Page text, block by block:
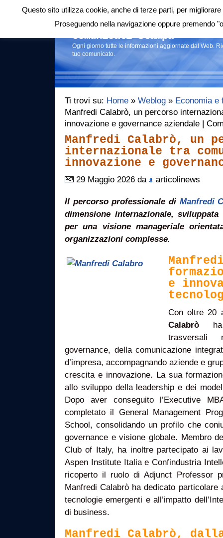
Login|RSS |
Comunicati stampa
Ogni giorno tutte le informazioni aggiornate dal Web.
tuo comunicato.
Ti trovi su: Home » Weblog » Economia e
Manfredi Calabrò, un percorso
innovazione e governance aziendale |
Manfredi Calabrò, un
internazionale tra
innovazione e
29 Maggio 2026 da articolinews
Il percorso professionale di Manfredi
dimensione internazionale,
per una visione manageriale
organizzazioni complesse.
e
Con oltre 20
Calabrò ha
governance, della comunicazione
d’impresa, accompagnando aziende e
crescita e innovazione. La sua
allo sviluppo della leadership e dei
Dopo aver conseguito l’Executive
completato il General Management
School, consolidando un profilo che
governance e visione globale. Membro
Club of Italy, ha inoltre partecipato ai
Aspen Institute Italia e Confindustria
ricoperto il ruolo di Adjunct Professor
Manfredi Calabrò ha dedicato particolare
tecnologie emergenti e all’impatto
di business.
Manfredi Calabrò,
Questo sito utilizza cookie, anche di terze parti, per
Proseguendo nella navigazione oppure premendo